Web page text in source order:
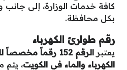
كافة خدمات الوزارة، إلى
بكل محافظة.
رقم طوارئ الكهرباء
يعتبر
الرقم 152 رقماً
الكهرباء والماء في الكويت، يتم